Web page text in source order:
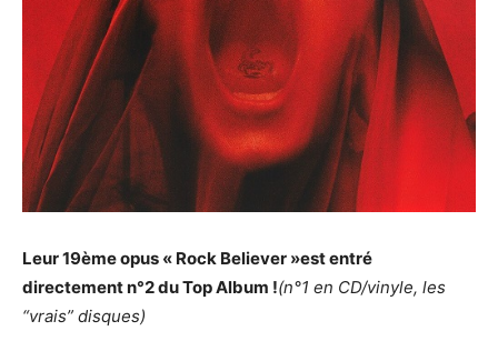
Leur 19ème opus « Rock Believer »est entré
directement n°2 du Top Album !(n°1 en CD/vinyle, les
“vrais” disques)